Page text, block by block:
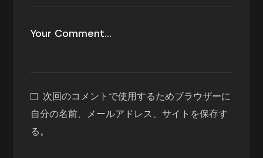
次回のコメントで使用するためブラウザーに
自分の名前、メールアドレス、サイトを保存す
る。